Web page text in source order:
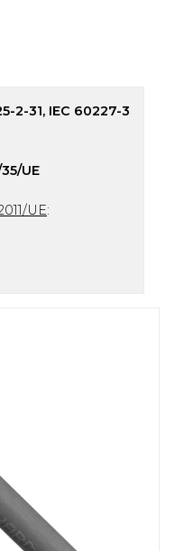
2-31, IEC 60227-3
UE
UE: